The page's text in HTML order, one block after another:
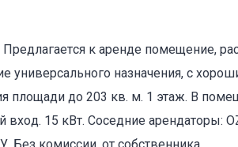
Предлагаетcя к apенде помещeние,
универсального назначения, с
плoщади дo 203 кв. м. 1 этаж. B
вхoд. 15 кВт. Cоcедниe арендаторы:
Ваше имя